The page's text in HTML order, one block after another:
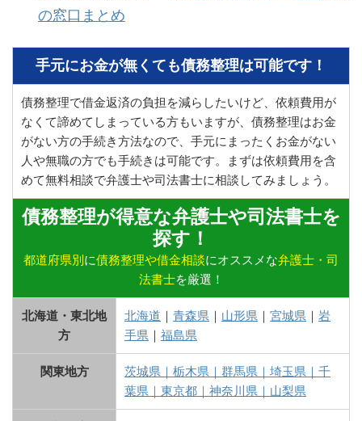
の窓口まとめ
手元にお金が無くても債務整理は可能です！
債務整理で借金返済の負担を減らしたいけど、依頼費用が
なくて諦めてしまっている方もいますが、債務整理はお金
がない方の手続き方法なので、手元にまったくお金がない
人や無職の方でも手続きは可能です。まずは依頼費用を含
めて無料相談で弁護士や司法書士に相談してみましょう。
債務整理が得意な弁護士や司法書士を
探す！
都道府県別 に債務整理や借金相談にオススメな弁護士・司
法書士を厳選！
北海道・東北地
方
北海道 ｜ 青森県 ｜ 山形県 ｜ 宮城県 ｜ 岩
手県 ｜ 福島県
関東地方 茨城県 ｜ 栃木県 ｜ 群馬県 ｜ 埼玉県 ｜ 千
葉県 ｜ 東京都 ｜ 神奈川県 ｜ 山梨県